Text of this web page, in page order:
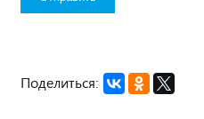
Поделиться: